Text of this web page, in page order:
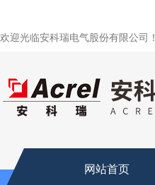
欢迎光临安科瑞电气股份有限公司！
网站首页